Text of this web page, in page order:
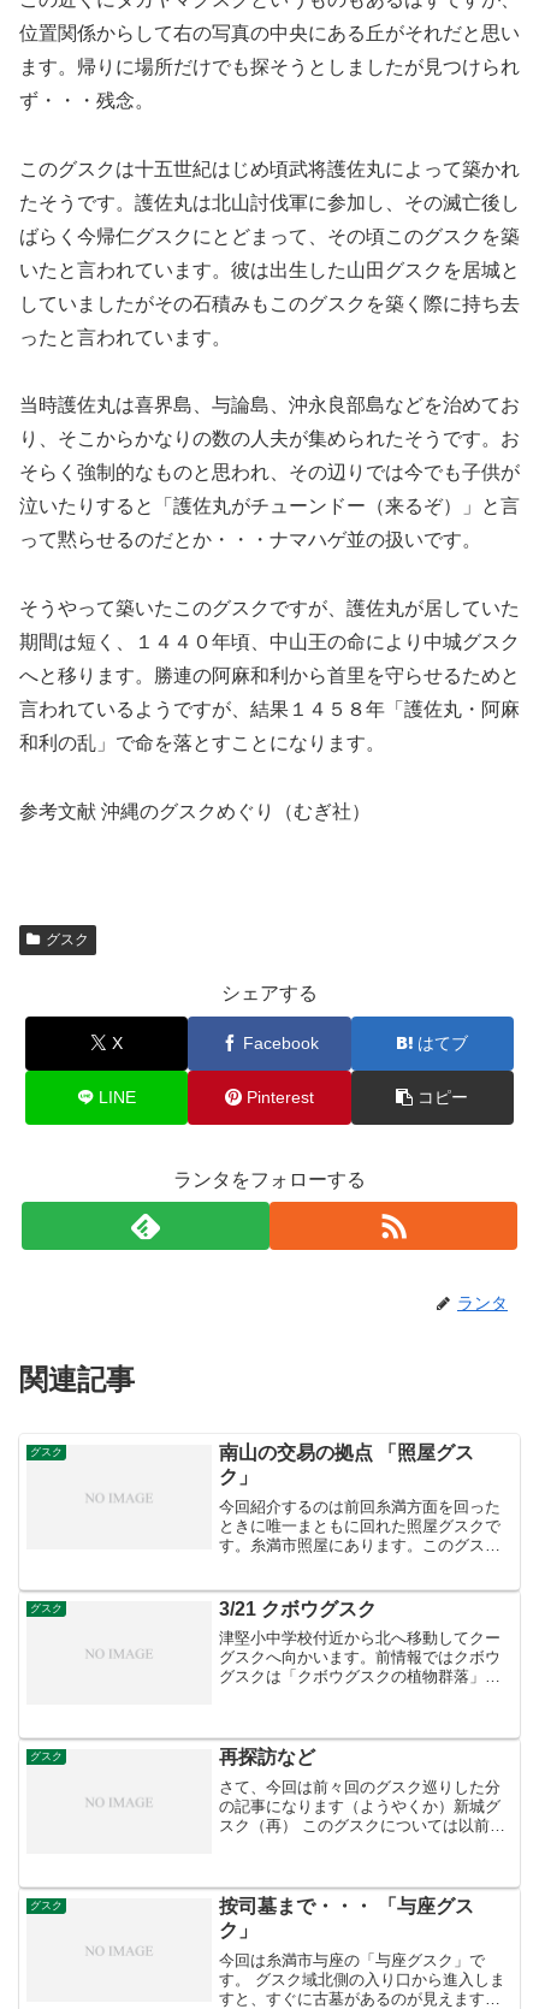
位置関係からして右の写真の中央にある丘がそれだと思い
ます。帰りに場所だけでも探そうとしましたが見つけられ
ず・・・残念。
このグスクは十五世紀はじめ頃武将護佐丸によって築かれ
たそうです。護佐丸は北山討伐軍に参加し、その滅亡後し
ばらく今帰仁グスクにとどまって、その頃このグスクを築
いたと言われています。彼は出生した山田グスクを居城と
していましたがその石積みもこのグスクを築く際に持ち去
ったと言われています。
当時護佐丸は喜界島、与論島、沖永良部島などを治めてお
り、そこからかなりの数の人夫が集められたそうです。お
そらく強制的なものと思われ、その辺りでは今でも子供が
泣いたりすると「護佐丸がチューンドー（来るぞ）」と言
って黙らせるのだとか・・・ナマハゲ並の扱いです。
そうやって築いたこのグスクですが、護佐丸が居していた
期間は短く、１４４０年頃、中山王の命により中城グスク
へと移ります。勝連の阿麻和利から首里を守らせるためと
言われているようですが、結果１４５８年「護佐丸・阿麻
和利の乱」で命を落とすことになります。
参考文献 沖縄のグスクめぐり（むぎ社）
グスク
シェアする
X Facebook はてブ
LINE Pinterest コピー
ランタをフォローする
ランタ
関連記事
グスク
南山の交易の拠点 「照屋グス
ク」
今回紹介するのは前回糸満方面を回った
ときに唯一まともに回れた照屋グスクで
す。糸満市照屋にあります。このグスク
に北側から進入してみます。一応石積み
の様なものは確認できま...
グスク 3/21 クボウグスク
津堅小中学校付近から北へ移動してクー
グスクへ向かいます。前情報ではクボウ
グスクは「クボウグスクの植物群落」と
スク前に到着し説明板を見ると、ある程
度形を残したグスクである...
グスク 再探訪など
さて、今回は前々回のグスク巡りした分
の記事になります（ようやくか）新城グ
スク（再） このグスクについては以前紹
はいいです。中央の写...
グスク
按司墓まで・・・ 「与座グス
ク」
今回は糸満市与座の「与座グスク」で
す。 グスク域北側の入り口から進入しま
すと、すぐに古墓があるのが見えます。